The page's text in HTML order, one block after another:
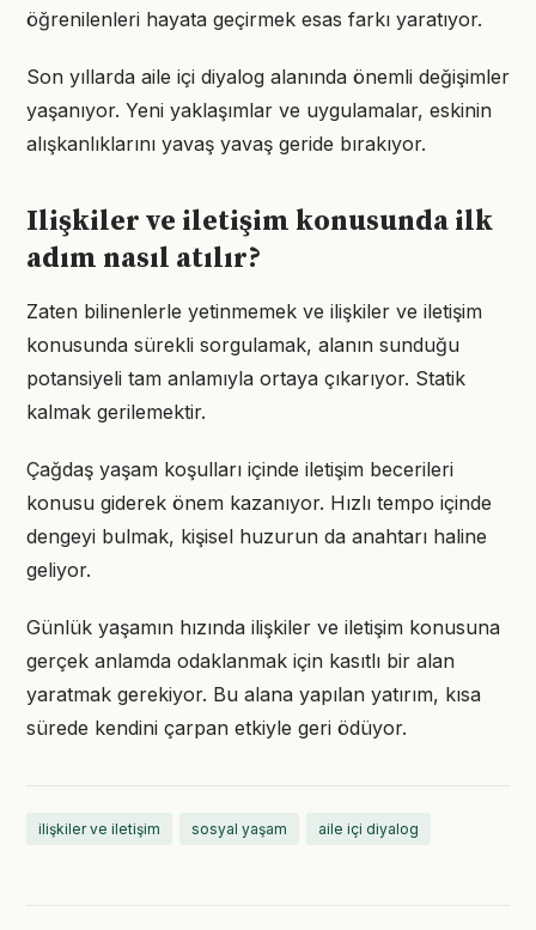
öğrenilenleri hayata geçirmek esas farkı yaratıyor.
Son yıllarda aile içi diyalog alanında önemli değişimler
yaşanıyor. Yeni yaklaşımlar ve uygulamalar, eskinin
alışkanlıklarını yavaş yavaş geride bırakıyor.
Ilişkiler ve iletişim konusunda ilk
adım nasıl atılır?
Zaten bilinenlerle yetinmemek ve ilişkiler ve iletişim
konusunda sürekli sorgulamak, alanın sunduğu
potansiyeli tam anlamıyla ortaya çıkarıyor. Statik
kalmak gerilemektir.
Çağdaş yaşam koşulları içinde iletişim becerileri
konusu giderek önem kazanıyor. Hızlı tempo içinde
dengeyi bulmak, kişisel huzurun da anahtarı haline
geliyor.
Günlük yaşamın hızında ilişkiler ve iletişim konusuna
gerçek anlamda odaklanmak için kasıtlı bir alan
yaratmak gerekiyor. Bu alana yapılan yatırım, kısa
sürede kendini çarpan etkiyle geri ödüyor.
ilişkiler ve iletişim sosyal yaşam aile içi diyalog